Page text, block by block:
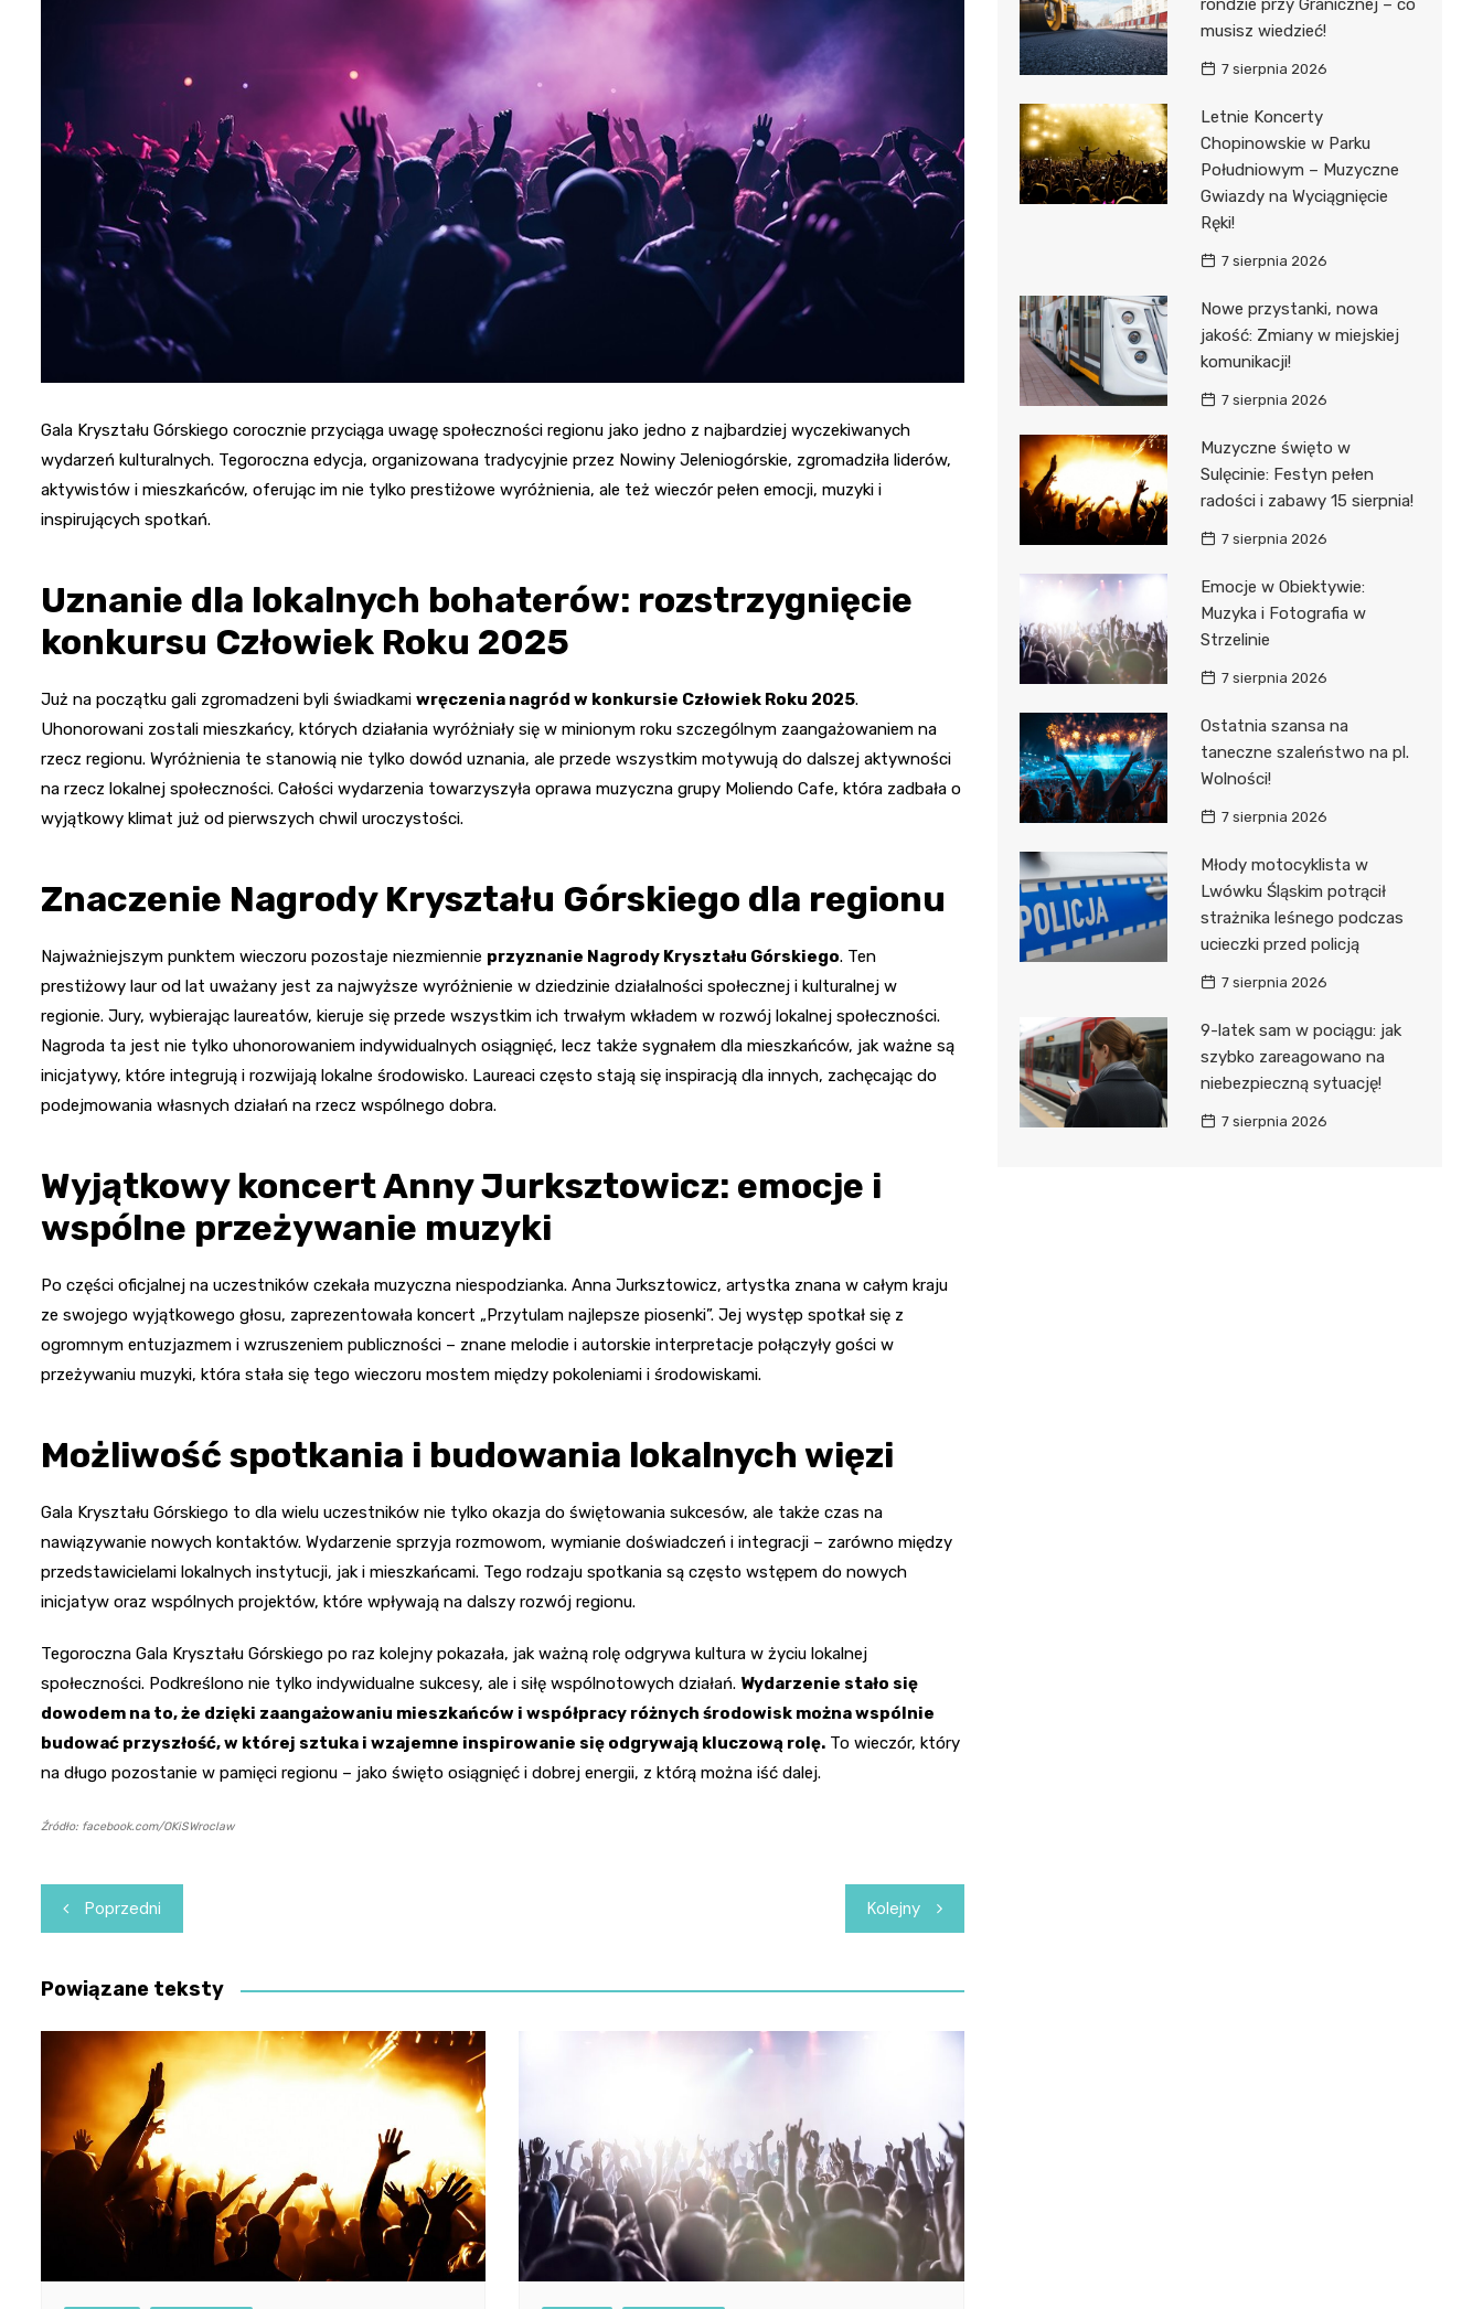
Fryzjer
Kino
Poczta
Gala Kryształu Górskiego corocznie przyciąga uwagę społeczności regionu jako jedno z najbardziej wyczekiwanych
wydarzeń kulturalnych. Tegoroczna edycja, organizowana tradycyjnie przez Nowiny Jeleniogórskie, zgromadziła liderów,
aktywistów i mieszkańców, oferując im nie tylko prestiżowe wyróżnienia, ale też wieczór pełen emocji, muzyki i
inspirujących spotkań.
Uznanie dla lokalnych bohaterów: rozstrzygnięcie
konkursu Człowiek Roku 2025
Już na początku gali zgromadzeni byli świadkami wręczenia nagród w konkursie Człowiek Roku 2025.
Uhonorowani zostali mieszkańcy, których działania wyróżniały się w minionym roku szczególnym zaangażowaniem na
rzecz regionu. Wyróżnienia te stanowią nie tylko dowód uznania, ale przede wszystkim motywują do dalszej aktywności
na rzecz lokalnej społeczności. Całości wydarzenia towarzyszyła oprawa muzyczna grupy Moliendo Cafe, która zadbała o
wyjątkowy klimat już od pierwszych chwil uroczystości.
Znaczenie Nagrody Kryształu Górskiego dla regionu
Najważniejszym punktem wieczoru pozostaje niezmiennie przyznanie Nagrody Kryształu Górskiego. Ten
prestiżowy laur od lat uważany jest za najwyższe wyróżnienie w dziedzinie działalności społecznej i kulturalnej w
regionie. Jury, wybierając laureatów, kieruje się przede wszystkim ich trwałym wkładem w rozwój lokalnej społeczności.
Nagroda ta jest nie tylko uhonorowaniem indywidualnych osiągnięć, lecz także sygnałem dla mieszkańców, jak ważne są
inicjatywy, które integrują i rozwijają lokalne środowisko. Laureaci często stają się inspiracją dla innych, zachęcając do
podejmowania własnych działań na rzecz wspólnego dobra.
Wyjątkowy koncert Anny Jurksztowicz: emocje i
wspólne przeżywanie muzyki
Po części oficjalnej na uczestników czekała muzyczna niespodzianka. Anna Jurksztowicz, artystka znana w całym kraju
ze swojego wyjątkowego głosu, zaprezentowała koncert „Przytulam najlepsze piosenki”. Jej występ spotkał się z
ogromnym entuzjazmem i wzruszeniem publiczności – znane melodie i autorskie interpretacje połączyły gości w
przeżywaniu muzyki, która stała się tego wieczoru mostem między pokoleniami i środowiskami.
Możliwość spotkania i budowania lokalnych więzi
Gala Kryształu Górskiego to dla wielu uczestników nie tylko okazja do świętowania sukcesów, ale także czas na
nawiązywanie nowych kontaktów. Wydarzenie sprzyja rozmowom, wymianie doświadczeń i integracji – zarówno między
przedstawicielami lokalnych instytucji, jak i mieszkańcami. Tego rodzaju spotkania są często wstępem do nowych
inicjatyw oraz wspólnych projektów, które wpływają na dalszy rozwój regionu.
Tegoroczna Gala Kryształu Górskiego po raz kolejny pokazała, jak ważną rolę odgrywa kultura w życiu lokalnej
społeczności. Podkreślono nie tylko indywidualne sukcesy, ale i siłę wspólnotowych działań. Wydarzenie stało się
dowodem na to, że dzięki zaangażowaniu mieszkańców i współpracy różnych środowisk można wspólnie
budować przyszłość, w której sztuka i wzajemne inspirowanie się odgrywają kluczową rolę. To wieczór, który
na długo pozostanie w pamięci regionu – jako święto osiągnięć i dobrej energii, z którą można iść dalej.
Źródło: facebook.com/OKiSWroclaw
Nawigacja
wpisu
Poprzedni Kolejny
Powiązane teksty
rondzie przy Granicznej – co
musisz wiedzieć!
7 sierpnia 2026
Letnie Koncerty
Chopinowskie w Parku
Południowym – Muzyczne
Gwiazdy na Wyciągnięcie
Ręki!
7 sierpnia 2026
Nowe przystanki, nowa
jakość: Zmiany w miejskiej
komunikacji!
7 sierpnia 2026
Muzyczne święto w
Sulęcinie: Festyn pełen
radości i zabawy 15 sierpnia!
7 sierpnia 2026
Emocje w Obiektywie:
Muzyka i Fotografia w
Strzelinie
7 sierpnia 2026
Ostatnia szansa na
taneczne szaleństwo na pl.
Wolności!
7 sierpnia 2026
Młody motocyklista w
Lwówku Śląskim potrącił
strażnika leśnego podczas
ucieczki przed policją
7 sierpnia 2026
9-latek sam w pociągu: jak
szybko zareagowano na
niebezpieczną sytuację!
7 sierpnia 2026